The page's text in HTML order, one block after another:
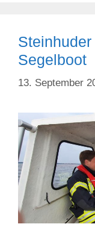
Segelboot
13. September